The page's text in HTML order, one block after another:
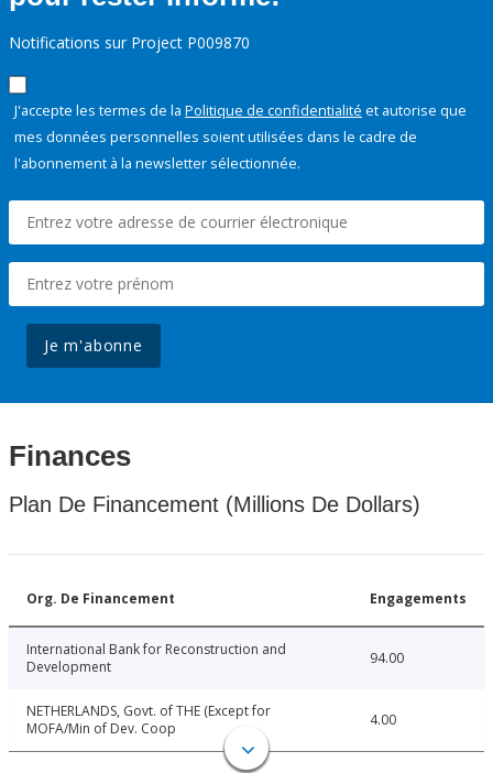
Notifications sur Project P009870
J'accepte les termes de la Politique de confidentialité et autorise que
mes données personnelles soient utilisées dans le cadre de
l'abonnement à la newsletter sélectionnée.
Je m'abonne
Finances
Plan De Financement (Millions De Dollars)
Org. De Financement Engagements
International Bank for Reconstruction and
Development
94.00
NETHERLANDS, Govt. of THE (Except for
MOFA/Min of Dev. Coop
4.00